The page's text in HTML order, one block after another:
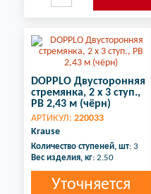
DOPPLO Двусторонняя
стремянка, 2 х 3 ступ.,
РВ 2,43 м (чёрн)
АРТИКУЛ: 220033
Krause
Количество ступеней, шт: 3
Вес изделия, кг: 2.50
Уточняется